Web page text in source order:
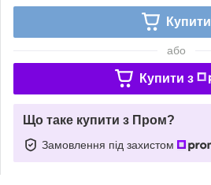
Купити
або
Купити з
Що таке купити з Пром?
Замовлення під захистом